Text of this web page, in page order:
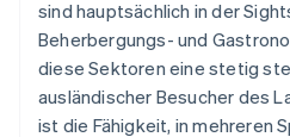
sind hauptsächlich in der
Beherbergungs- und
diese Sektoren eine stetig
ausländischer Besucher des
ist die Fähigkeit, in mehreren